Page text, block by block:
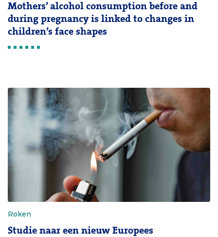
Mothers’ alcohol consumption before and
during pregnancy is linked to changes in
children’s face shapes
Roken
Studie naar een nieuw Europees